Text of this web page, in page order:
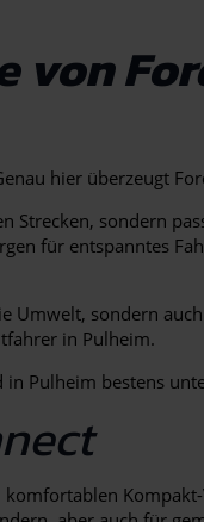
hier überzeugt
sondern
für entspanntes
sondern
in Pulheim.
Pulheim bestens